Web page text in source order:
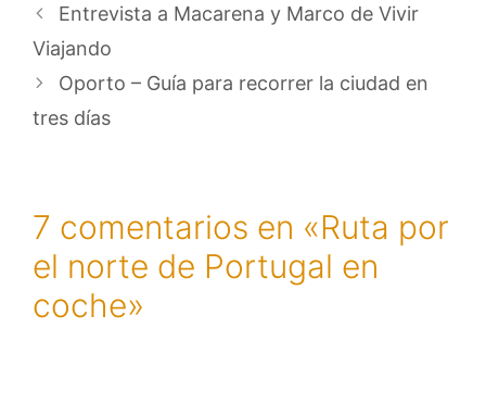
Entrevista a Macarena y Marco de Vivir
Viajando
Oporto – Guía para recorrer la ciudad en
tres días
7 comentarios en «Ruta por
el norte de Portugal en
coche»